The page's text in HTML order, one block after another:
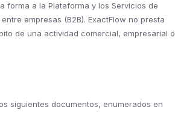
a la Plataforma y los Servicios de
empresas (B2B). ExactFlow no presta
de una actividad comercial, empresarial o
siguientes documentos, enumerados en